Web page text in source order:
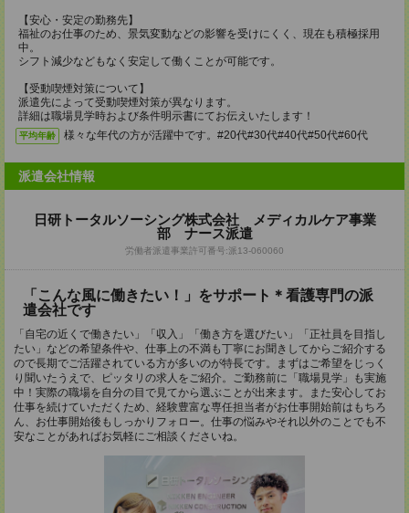
【安心・安定の勤務先】
福祉のお仕事のため、景気変動などの影響を受けにくく、現在も積極採用
中。
シフト減少などもなく安定して働くことが可能です。
【受動喫煙対策について】
派遣先によって受動喫煙対策が異なります。
詳細は職場見学時および条件明示書にてお伝えいたします！
平均年齢 様々な年代の方が活躍中です。#20代#30代#40代#50代#60代
派遣会社情報
日研トータルソーシング株式会社 メディカルケア事業
部 ナース派遣
労働者派遣事業許可番号:派13-060060
「こんな風に働きたい！」をサポート＊看護専門の派
遣会社です
「自宅の近くで働きたい」「収入」「働き方を選びたい」「正社員を目指し
たい」などの希望条件や、仕事上の不満も丁寧にお聞きしてからご紹介する
ので長期でご活躍されている方が多いのが特長です。まずはご希望をじっく
り聞いたうえで、ピッタリの求人をご紹介。ご勤務前に「職場見学」も実施
中！実際の職場を自分の目で見てから選ぶことが出来ます。また安心してお
仕事を続けていただくため、経験豊富な専任担当者がお仕事開始前はもちろ
ん、お仕事開始後もしっかりフォロー。仕事の悩みやそれ以外のことでも不
安なことがあればお気軽にご相談くださいね。